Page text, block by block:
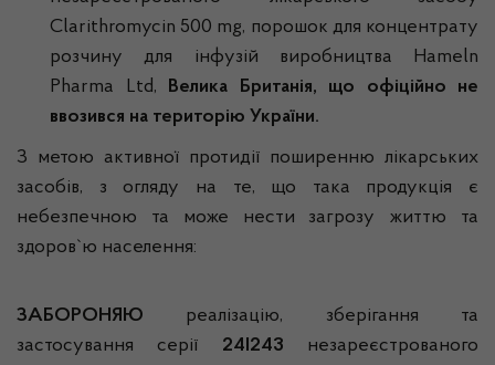
Clarithromycin 500 mg, порошок для концентрату
розчину для інфузій виробництва Hameln
Pharma Ltd, Велика Британія, що офіційно не
ввозився на територію України.
З метою активної протидії поширенню лікарських
засобів, з огляду на те, що така продукція є
небезпечною та може нести загрозу життю та
здоров`ю населення:
ЗАБОРОНЯЮ реалізацію, зберігання та
застосування серії 24I243 незареєстрованого